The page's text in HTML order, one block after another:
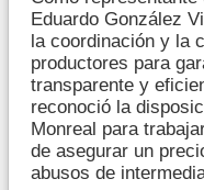
Eduardo González
la coordinación y la
productores para
transparente y
reconoció la
Monreal para
de asegurar un
abusos de